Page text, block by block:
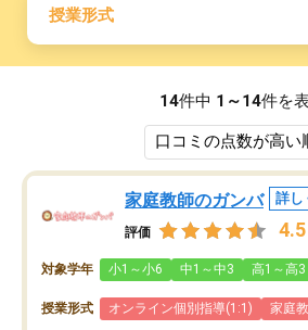
授業形式
14件中 1～14件を
家庭教師のガンバ 詳し
評価 4.5
対象学年 小1～小6 中1～中3 高1～高3
授業形式 オンライン個別指導(1:1) 家庭